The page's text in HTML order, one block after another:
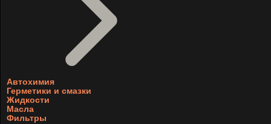
Автохимия
Герметики и смазки
Жидкости
Масла
Фильтры